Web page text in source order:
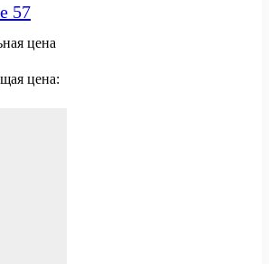
57
цена
цена: